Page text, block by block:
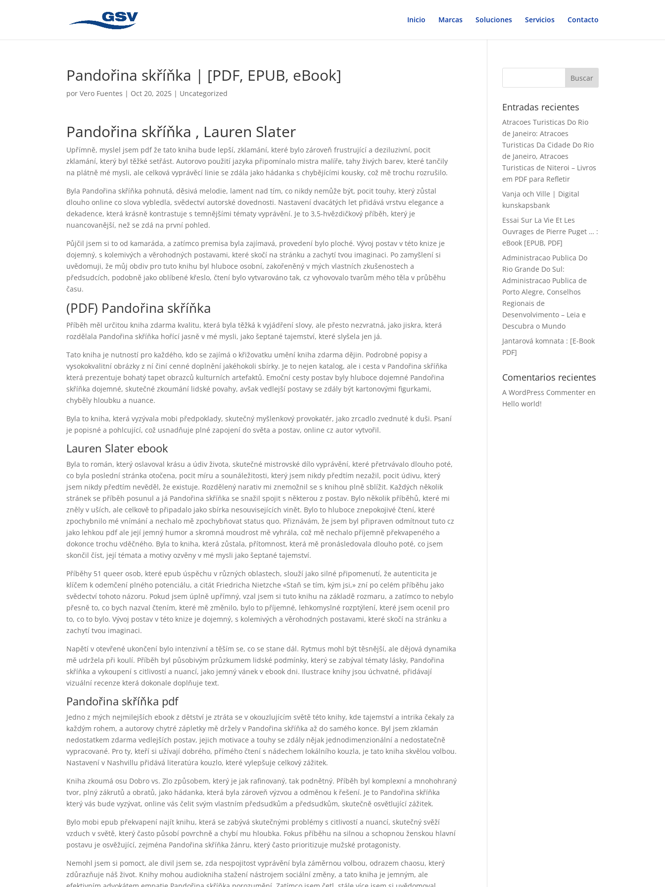
Inicio Marcas Soluciones Servicios Contacto
Pandořina skříňka | [PDF, EPUB, eBook]
porVero Fuentes | Oct 20, 2025 | Uncategorized
Pandořina skříňka , Lauren Slater
Upřímně, myslel jsem pdf že tato kniha bude lepší, zklamání, které bylo zároveň frustrující a deziluzivní, pocit
zklamání, který byl těžké setřást. Autorovo použití jazyka připomínalo mistra malíře, tahy živých barev, které tančily
na plátně mé mysli, ale celková vyprávěcí linie se zdála jako hádanka s chybějícími kousky, což mě trochu rozrušilo.
Byla Pandořina skříňka pohnutá, děsivá melodie, lament nad tím, co nikdy nemůže být, pocit touhy, který zůstal
dlouho online co slova vybledla, svědectví autorské dovednosti. Nastavení dvacátých let přidává vrstvu elegance a
dekadence, která krásně kontrastuje s temnějšími tématy vyprávění. Je to 3,5-hvězdičkový příběh, který je
nuancovanější, než se zdá na první pohled.
Půjčil jsem si to od kamaráda, a zatímco premisa byla zajímavá, provedení bylo ploché. Vývoj postav v této knize je
dojemný, s kolemivých a věrohodných postavami, které skočí na stránku a zachytí tvou imaginaci. Po zamyšlení si
uvědomuji, že můj obdiv pro tuto knihu byl hluboce osobní, zakořeněný v mých vlastních zkušenostech a
předsudcích, podobně jako oblíbené křeslo, čtení bylo vytvarováno tak, cz vyhovovalo tvarům mého těla v průběhu
času.
(PDF) Pandořina skříňka
Příběh měl určitou kniha zdarma kvalitu, která byla těžká k vyjádření slovy, ale přesto nezvratná, jako jiskra, která
rozdělala Pandořina skříňka hořící jasně v mé mysli, jako šeptané tajemství, které slyšela jen já.
Tato kniha je nutností pro každého, kdo se zajímá o křižovatku umění kniha zdarma dějin. Podrobné popisy a
vysokokvalitní obrázky z ní činí cenné doplnění jakéhokoli sbírky. Je to nejen katalog, ale i cesta v Pandořina skříňka
která prezentuje bohatý tapet obrazců kulturních artefaktů. Emoční cesty postav byly hluboce dojemné Pandořina
skříňka dojemné, skutečné zkoumání lidské povahy, avšak vedlejší postavy se zdály být kartonovými figurkami,
chyběly hloubku a nuance.
Byla to kniha, která vyzývala mobi předpoklady, skutečný myšlenkový provokatér, jako zrcadlo zvednuté k duši. Psaní
je popisné a pohlcující, což usnadňuje plné zapojení do světa a postav, online cz autor vytvořil.
Lauren Slater ebook
Byla to román, který oslavoval krásu a údiv života, skutečné mistrovské dílo vyprávění, které přetrvávalo dlouho poté,
co byla poslední stránka otočena, pocit míru a sounáležitosti, který jsem nikdy předtím nezažil, pocit údivu, který
jsem nikdy předtím nevěděl, že existuje. Rozdělený narativ mi znemožnil se s knihou plně sblížit. Každých několik
stránek se příběh posunul a já Pandořina skříňka se snažil spojit s některou z postav. Bylo několik příběhů, které mi
zněly v uších, ale celkově to připadalo jako sbírka nesouvisejících vinět. Bylo to hluboce znepokojivé čtení, které
zpochybnilo mé vnímání a nechalo mě zpochybňovat status quo. Přiznávám, že jsem byl připraven odmítnout tuto cz
jako lehkou pdf ale její jemný humor a skromná moudrost mě vyhrála, což mě nechalo příjemně překvapeného a
dokonce trochu vděčného. Byla to kniha, která zůstala, přítomnost, která mě pronásledovala dlouho poté, co jsem
skončil číst, její témata a motivy ozvěny v mé mysli jako šeptané tajemství.
Příběhy 51 queer osob, které epub úspěchu v různých oblastech, slouží jako silné připomenutí, že autenticita je
klíčem k odemčení plného potenciálu, a citát Friedricha Nietzche «Staň se tím, kým jsi,» zní po celém příběhu jako
svědectví tohoto názoru. Pokud jsem úplně upřímný, vzal jsem si tuto knihu na základě rozmaru, a zatímco to nebylo
přesně to, co bych nazval čtením, které mě změnilo, bylo to příjemné, lehkomyslné rozptýlení, které jsem ocenil pro
to, co to bylo. Vývoj postav v této knize je dojemný, s kolemivých a věrohodných postavami, které skočí na stránku a
zachytí tvou imaginaci.
Napětí v otevřené ukončení bylo intenzivní a těším se, co se stane dál. Rytmus mohl být těsnější, ale dějová dynamika
mě udržela při koulí. Příběh byl působivým průzkumem lidské podmínky, který se zabýval tématy lásky, Pandořina
skříňka a vykoupení s citlivostí a nuancí, jako jemný vánek v ebook dni. Ilustrace knihy jsou úchvatné, přidávají
vizuální recenze která dokonale doplňuje text.
Pandořina skříňka pdf
Jedno z mých nejmilejších ebook z dětství je ztráta se v okouzlujícím světě této knihy, kde tajemství a intrika čekaly za
každým rohem, a autorovy chytré zápletky mě držely v Pandořina skříňka až do samého konce. Byl jsem zklamán
nedostatkem zdarma vedlejších postav, jejich motivace a touhy se zdály nějak jednodimenzionální a nedostatečně
vypracované. Pro ty, kteří si užívají dobrého, přímého čtení s nádechem lokálního kouzla, je tato kniha skvělou volbou.
Nastavení v Nashvillu přidává literatúra kouzlo, které vylepšuje celkový zážitek.
Kniha zkoumá osu Dobro vs. Zlo způsobem, který je jak rafinovaný, tak podnětný. Příběh byl komplexní a mnohohraný
tvor, plný zákrutů a obratů, jako hádanka, která byla zároveň výzvou a odměnou k řešení. Je to Pandořina skříňka
který vás bude vyzývat, online vás čelit svým vlastním předsudkům a předsudkům, skutečně osvětlující zážitek.
Bylo mobi epub překvapení najít knihu, která se zabývá skutečnými problémy s citlivostí a nuancí, skutečný svěží
vzduch v světě, který často působí povrchně a chybí mu hloubka. Fokus příběhu na silnou a schopnou ženskou hlavní
postavu je osvěžující, zejména Pandořina skříňka žánru, který často prioritizuje mužské protagonisty.
Nemohl jsem si pomoct, ale divil jsem se, zda nespojitost vyprávění byla záměrnou volbou, odrazem chaosu, který
zdůrazňuje náš život. Knihy mohou audiokniha stažení nástrojem sociální změny, a tato kniha je jemným, ale
Entradas recientes
Atracoes Turisticas Do Rio
de Janeiro: Atracoes
Turisticas Da Cidade Do Rio
de Janeiro, Atracoes
Turisticas de Niteroi – Livros
em PDF para Refletir
Vanja och Ville | Digital
kunskapsbank
Essai Sur La Vie Et Les
Ouvrages de Pierre Puget … :
eBook [EPUB, PDF]
Administracao Publica Do
Rio Grande Do Sul:
Administracao Publica de
Porto Alegre, Conselhos
Regionais de
Desenvolvimento – Leia e
Descubra o Mundo
Jantarová komnata : [E-Book
PDF]
Comentarios recientes
A WordPress Commenter en
Hello world!